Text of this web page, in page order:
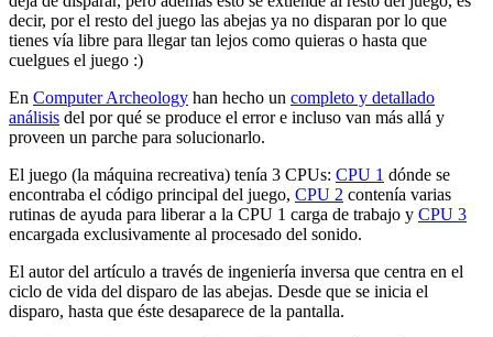
decir, por el resto del juego las abejas ya no disparan por lo que
tienes vía libre para llegar tan lejos como quieras o hasta que
cuelgues el juego :)
En Computer Archeology han hecho un completo y detallado
análisis del por qué se produce el error e incluso van más allá y
proveen un parche para solucionarlo.
El juego (la máquina recreativa) tenía 3 CPUs: CPU 1 dónde se
encontraba el código principal del juego, CPU 2 contenía varias
rutinas de ayuda para liberar a la CPU 1 carga de trabajo y CPU 3
encargada exclusivamente al procesado del sonido.
El autor del artículo a través de ingeniería inversa que centra en el
ciclo de vida del disparo de las abejas. Desde que se inicia el
disparo, hasta que éste desaparece de la pantalla.